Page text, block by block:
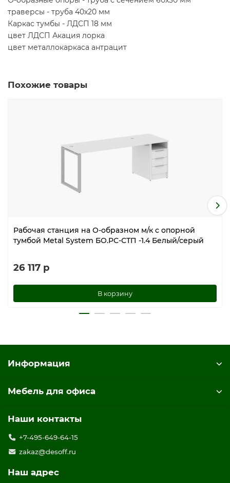
траверсы - труба 40х20 мм
Каркас тумбы - ЛДСП 18 мм
цвет ЛДСП Акация лорка
цвет металлокаркаса антрацит
Похожие товары
Рабочая станция на О-образном м/к с опорной
тумбой Metal System БО.РС-СТП -1.4 Белый/серый
26 117 р
В корзину
Информация
Мебель для офиса
Наши контакты
+7-495-649-64-15
zakaz@desoff.ru
Наш адрес